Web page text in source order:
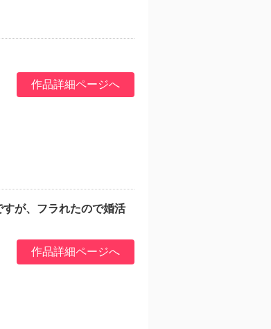
作品詳細ページへ
すが、フラれたので婚活
作品詳細ページへ